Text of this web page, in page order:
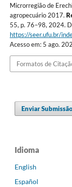
Microrregião de
agropecuário 2017.
55, p. 76–98, 2024.
https://seer.ufu.br/
Acesso em: 5 ago.
Formatos de
Enviar
Idioma
English
Español